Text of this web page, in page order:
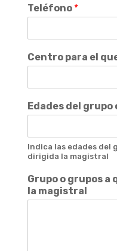
Teléfono *
Centro para el
Edades del grupo
Indica las edades del
dirigida la magistral
Grupo o grupos
la magistral